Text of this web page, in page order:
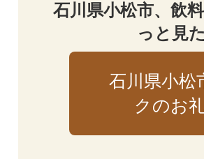
石川県小松市、飲
っと見
石川県小松
クのお